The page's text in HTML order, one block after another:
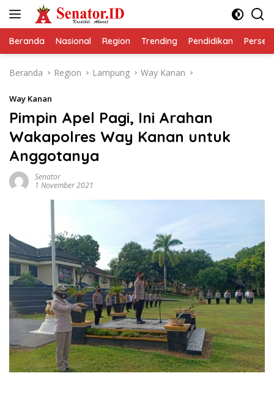
Beranda Nasional Region Trending Pendidikan
Beranda Region Lampung Way Kanan
Way Kanan
Pimpin Apel Pagi, Ini Arahan
Wakapolres Way Kanan untuk
Anggotanya
Senator
1 November 2021